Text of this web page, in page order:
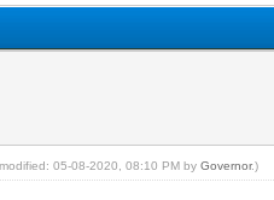
05-08-2020, 08:10 PM by Governor.)